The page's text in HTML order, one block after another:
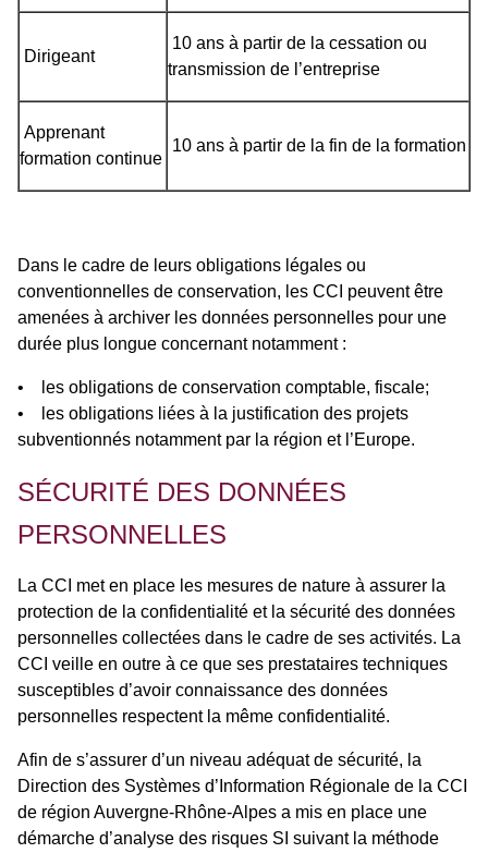
Dirigeant
10 ans à partir de la cessation ou
transmission de l’entreprise
Apprenant
formation continue
10 ans à partir de la fin de la formation
Dans le cadre de leurs obligations légales ou
conventionnelles de conservation, les CCI peuvent être
amenées à archiver les données personnelles pour une
durée plus longue concernant notamment :
• les obligations de conservation comptable, fiscale;
• les obligations liées à la justification des projets
subventionnés notamment par la région et l’Europe.
SÉCURITÉ DES DONNÉES
PERSONNELLES
La CCI met en place les mesures de nature à assurer la
protection de la confidentialité et la sécurité des données
personnelles collectées dans le cadre de ses activités. La
CCI veille en outre à ce que ses prestataires techniques
susceptibles d’avoir connaissance des données
personnelles respectent la même confidentialité.
Afin de s’assurer d’un niveau adéquat de sécurité, la
Direction des Systèmes d’Information Régionale de la CCI
de région Auvergne-Rhône-Alpes a mis en place une
démarche d’analyse des risques SI suivant la méthode